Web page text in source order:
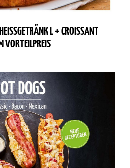
L + CROISSANT
VORTEILPREIS